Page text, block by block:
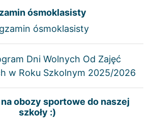
ósmoklasisty
obozy sportowe do naszej
szkoły :)